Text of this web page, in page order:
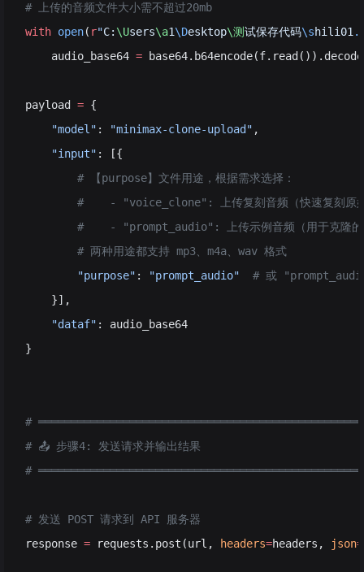
# 上传的音频文件大小需不超过20mb
with open( r"C: \Users\a1\Desktop\测试保存代码\shili01 .
    audio_base64
=
payload = {
    "model"
: "minimax-clone-upload" ,
    "input"
: [{
        # 【purpose】文件用途，根据需求选择：
#    - "voice_clone": 上传复刻音频（快速复刻原
#    - "prompt_audio": 上传示例音频（用于克隆的
        # 两种用途都支持 mp3、m4a、wav 格式
        "purpose"
: "prompt_audio"
# 或
    }],
    "dataf"
: audio_base64
}
#
# 📤 步骤4: 发送请求并输出结果
#
# 发送 POST 请求到 API 服务器
response = requests.post(url, headers=headers, json=